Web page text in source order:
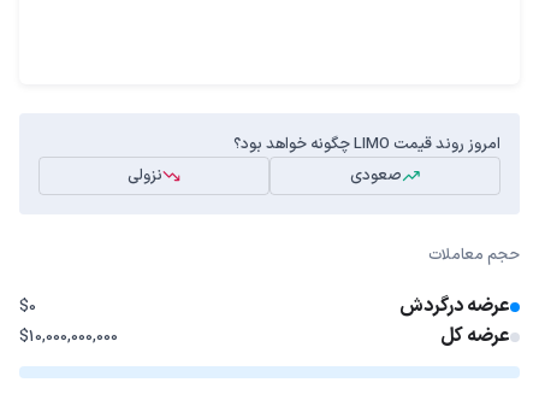
امروز روند قیمت LIMO چگونه خواهد بود؟
صعودی
نزولی
حجم معاملات
عرضه درگردش $0
عرضه کل $10,000,000,000